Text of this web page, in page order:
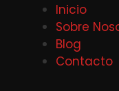
Inicio
Sobre
Blog
Contacto